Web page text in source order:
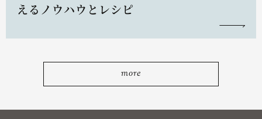
えるノウハウとレシピ
more